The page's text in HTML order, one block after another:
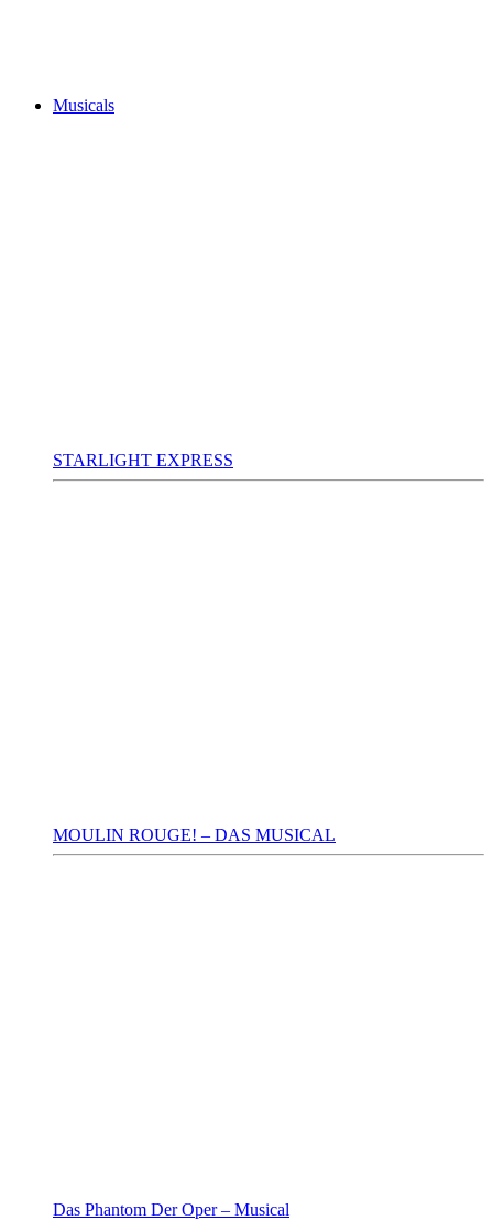
Musicals
STARLIGHT EXPRESS
MOULIN ROUGE! – DAS MUSICAL
Das Phantom Der Oper – Musical